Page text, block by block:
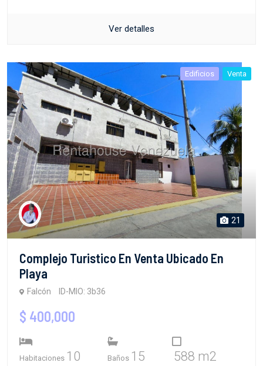
Ver detalles
Edificios Venta
21
Complejo Turistico En Venta Ubicado En
Playa
Falcón ID-MIO: 3b36
$ 400,000
Habitaciones 10 Baños 15 588 m2